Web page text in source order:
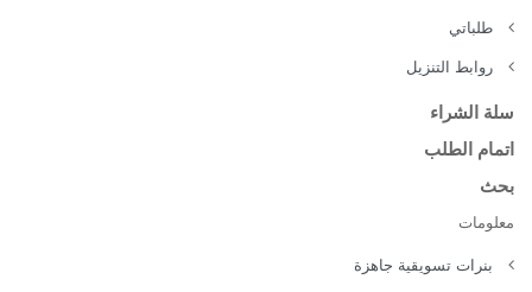
طلباتي
روابط التنزيل
سلة الشراء
اتمام الطلب
بحث
معلومات
بنرات تسويقية جاهزة